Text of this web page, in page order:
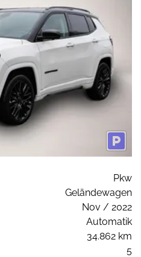
Pkw
Geländewagen
Nov / 2022
Automatik
34.862 km
5